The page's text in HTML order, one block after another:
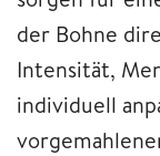
der Bohne
Intensität,
individuell